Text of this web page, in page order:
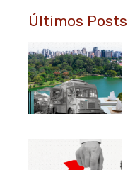
Últimos Posts